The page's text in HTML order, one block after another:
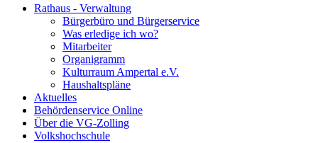
Rathaus - Verwaltung
Bürgerbüro und Bürgerservice
Was erledige ich wo?
Mitarbeiter
Organigramm
Kulturraum Ampertal e.V.
Haushaltspläne
Aktuelles
Behördenservice Online
Über die VG-Zolling
Volkshochschule